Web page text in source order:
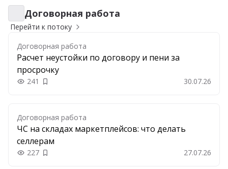
Договорная работа
Договорная работа
Перейти к потоку
Договорная работа
Расчет неустойки по договору и пени за
просрочку
241 Добавить в закладки 30.07.26
Договорная работа
ЧС на складах маркетплейсов: что делать
селлерам
227 Добавить в закладки 27.07.26